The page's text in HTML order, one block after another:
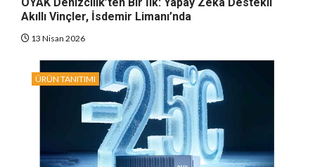
Akıllı Vinçler, İsdemir Limanı’nda
13 Nisan 2026
ÜRÜN TANITIMI